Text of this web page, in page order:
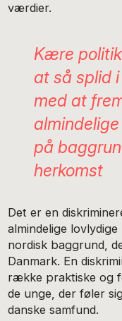
værdier.
Kære
at så splid
med at
på
herkomst
Det er en
almindelige
nordisk baggrund,
Danmark. En
række praktiske og
de unge, der føler
danske samfund.